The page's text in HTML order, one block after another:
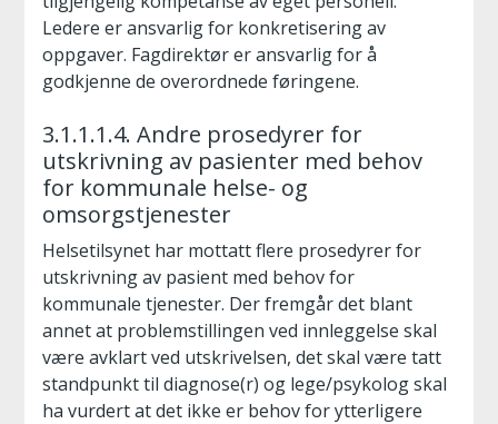
Ledere er ansvarlig for konkretisering av
oppgaver. Fagdirektør er ansvarlig for å
godkjenne de overordnede føringene.
3.1.1.1.4. Andre prosedyrer for
utskrivning av pasienter med behov
for kommunale helse- og
omsorgstjenester
Helsetilsynet har mottatt flere prosedyrer for
utskrivning av pasient med behov for
kommunale tjenester. Der fremgår det blant
annet at problemstillingen ved innleggelse skal
være avklart ved utskrivelsen, det skal være tatt
standpunkt til diagnose(r) og lege/psykolog skal
ha vurdert at det ikke er behov for ytterligere